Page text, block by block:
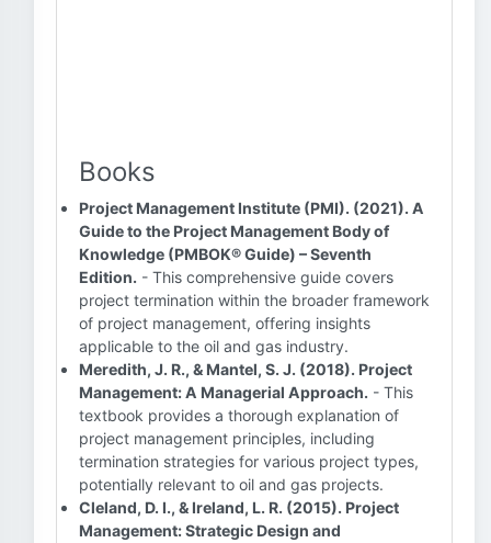
Books
Project Management Institute (PMI). (2021). A
Guide to the Project Management Body of
Knowledge (PMBOK® Guide) – Seventh
Edition. - This comprehensive guide covers
project termination within the broader framework
of project management, offering insights
applicable to the oil and gas industry.
Meredith, J. R., & Mantel, S. J. (2018). Project
Management: A Managerial Approach. - This
textbook provides a thorough explanation of
project management principles, including
termination strategies for various project types,
potentially relevant to oil and gas projects.
Cleland, D. I., & Ireland, L. R. (2015). Project
Management: Strategic Design and